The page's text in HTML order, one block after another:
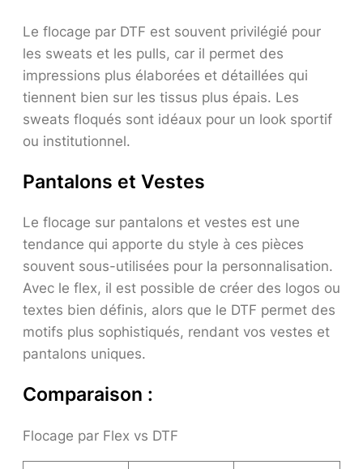
Le flocage par DTF est souvent privilégié pour
les sweats et les pulls, car il permet des
impressions plus élaborées et détaillées qui
tiennent bien sur les tissus plus épais. Les
sweats floqués sont idéaux pour un look sportif
ou institutionnel.
Pantalons et Vestes
Le flocage sur pantalons et vestes est une
tendance qui apporte du style à ces pièces
souvent sous-utilisées pour la personnalisation.
Avec le flex, il est possible de créer des logos ou
textes bien définis, alors que le DTF permet des
motifs plus sophistiqués, rendant vos vestes et
pantalons uniques.
Comparaison :
Flocage par Flex vs DTF